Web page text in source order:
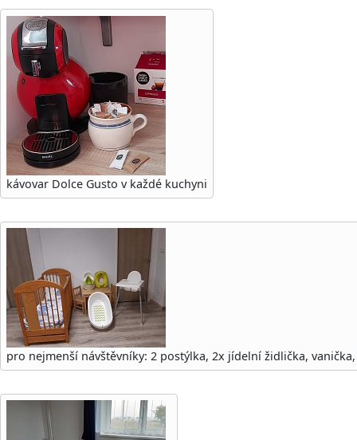
kávovar Dolce Gusto v každé kuchyni
pro nejmenší návštěvníky: 2 postýlka, 2x jídelní židlička,